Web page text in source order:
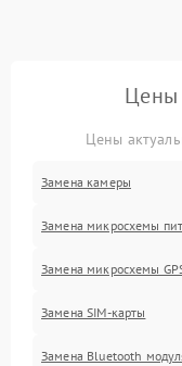
Цены
Цены
Замена камеры
Замена микросхемы
Замена микросхемы
Замена SIM-карты
Замена Bluetooth